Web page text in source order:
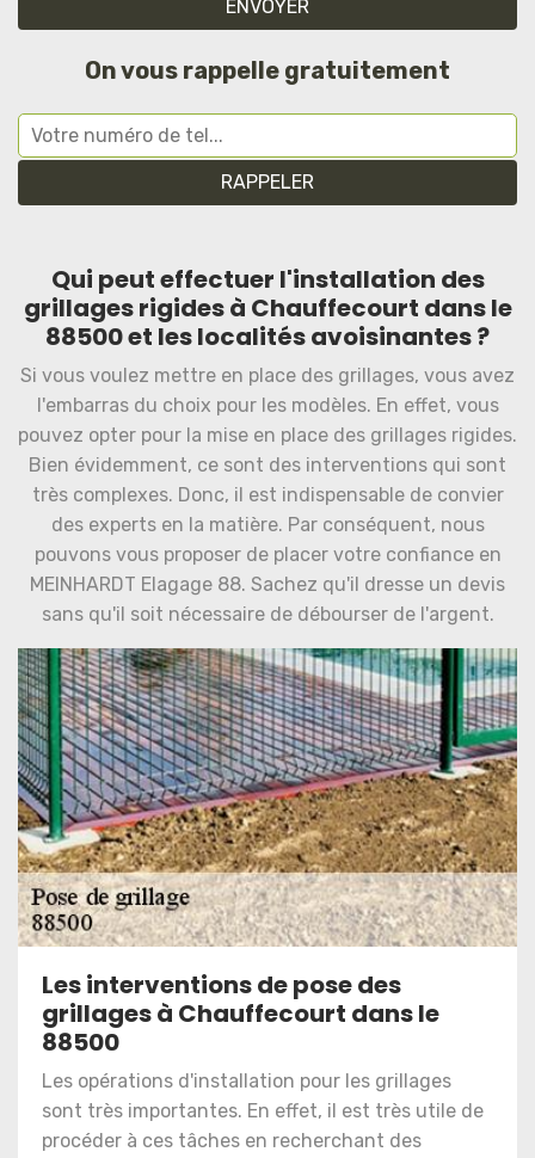
On vous rappelle gratuitement
Qui peut effectuer l'installation des
grillages rigides à Chauffecourt dans le
88500 et les localités avoisinantes ?
Si vous voulez mettre en place des grillages, vous avez
l'embarras du choix pour les modèles. En effet, vous
pouvez opter pour la mise en place des grillages rigides.
Bien évidemment, ce sont des interventions qui sont
très complexes. Donc, il est indispensable de convier
des experts en la matière. Par conséquent, nous
pouvons vous proposer de placer votre confiance en
MEINHARDT Elagage 88. Sachez qu'il dresse un devis
sans qu'il soit nécessaire de débourser de l'argent.
Les interventions de pose des
grillages à Chauffecourt dans le
88500
Les opérations d'installation pour les grillages
sont très importantes. En effet, il est très utile de
procéder à ces tâches en recherchant des